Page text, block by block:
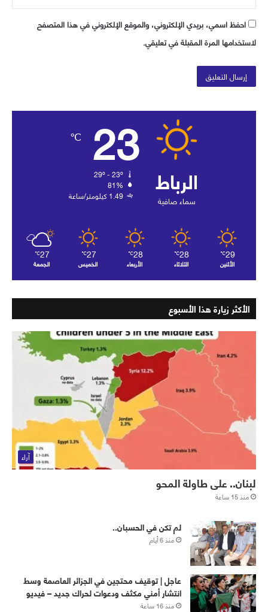
احفظ اسمي، بريدي الإلكتروني، والموقع الإلكتروني في هذا المتصفح
لاستخدامها المرة المقبلة في تعليقي.
الرباط
سماء صافية
23
℃
81%
1.49 كيلومتر/ساعة
29
℃
الأثنين
28
℃
الثلاثاء
28
℃
الأربعاء
27
℃
الخميس
27
℃
الجمعة
الأكثر زيارة هذا الأسبوع
آراء
لبنان.. على طاولة المحو
منذ 15 ساعة
لم تكن في الحسبان..
منذ 6 أيام
عاجل | توقيف محتجين في الجزائر العاصمة وسط
انتشار أمني مكثف ودعوات لحراك جديد – فيديو
منذ 16 ساعة